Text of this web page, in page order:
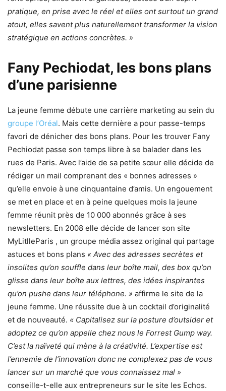
pratique, en prise avec le réel et elles ont surtout un grand
atout, elles savent plus naturellement transformer la vision
stratégique en actions concrètes. »
Fany Pechiodat, les bons plans
d’une parisienne
La jeune femme débute une carrière marketing au sein du
groupe l’Oréal. Mais cette dernière a pour passe-temps
favori de dénicher des bons plans. Pour les trouver Fany
Pechiodat passe son temps libre à se balader dans les
rues de Paris. Avec l’aide de sa petite sœur elle décide de
rédiger un mail comprenant des « bonnes adresses »
qu’elle envoie à une cinquantaine d’amis. Un engouement
se met en place et en à peine quelques mois la jeune
femme réunit près de 10 000 abonnés grâce à ses
newsletters. En 2008 elle décide de lancer son site
MyLitlleParis , un groupe média assez original qui partage
astuces et bons plans « Avec des adresses secrètes et
insolites qu’on souffle dans leur boîte mail, des box qu’on
glisse dans leur boîte aux lettres, des idées inspirantes
qu’on pushe dans leur téléphone. » affirme le site de la
jeune femme. Une réussite due à un cocktail d’originalité
et de nouveauté. « Capitalisez sur la posture d’outsider et
adoptez ce qu’on appelle chez nous le Forrest Gump way.
C’est la naïveté qui mène à la créativité. L’expertise est
l’ennemie de l’innovation donc ne complexez pas de vous
lancer sur un marché que vous connaissez mal »
conseille-t-elle aux entrepreneurs sur le site les Echos.